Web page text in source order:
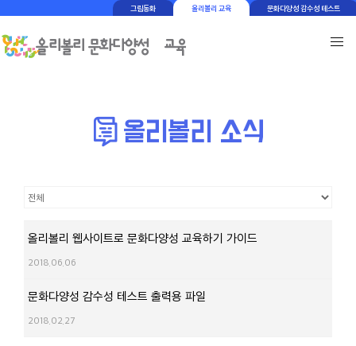
그림동화 올리볼리 교육 문화다양성 감수성 테스트
올리볼리 웹사이트로 문화다양성 교육하기 가이드
2018.06.06
문화다양성 감수성 테스트 출력용 파일
2018.02.27